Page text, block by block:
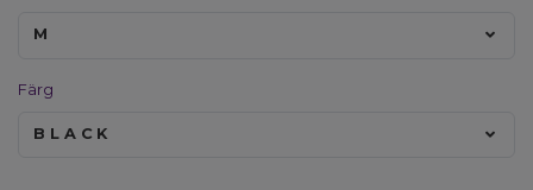
M
Färg
BLACK